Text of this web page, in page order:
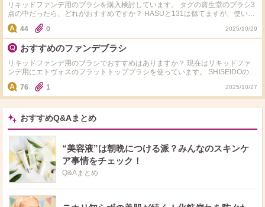
リキッドファンデ用のブラシを購入検討しています。 タグの資生堂のブラシ3
点の中だったら、どれがおすすめですか？ HASUと131は似てますが、使い心
地の違いなども気になります。 それぞれのメリット、デメリットなどありま
したら教えていただきたいです。 ファンデの仕上がりは、艶感があり自然な
カバー力のある仕上がりが好みです。
44 0 2025/10/29
おすすめのファンデブラシ
リキッドファンデ用のブラシでおすすめはありますか？ 現在はリキッドファ
ンデ用にエトヴォスのフラットトップブラシを使っています。 SHISEIDOのフ
ェイスデュオ気になってますが、どうでしょうか？ SHISEIDOの一回り小さい
ブラシとどちらがファンデが綺麗に仕上がりますか？ 他にもオススメのブラ
シや、フェイスパウダー用のブラシもございましたら教えていただきたいで
す。
76 1 2025/10/27
おすすめQ&Aまとめ
“美容液”は朝晩につける派？みんなのスキンケ
ア事情をチェック！
Q&Aまとめ